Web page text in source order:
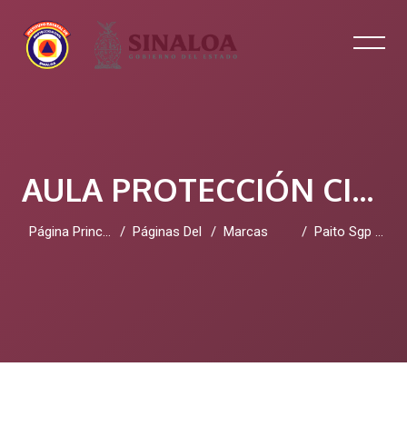
AULA PROTECCIÓN CIVIL SINALOA
Página Principal Páginas Del SitioMarcas Paito Sgp Pools